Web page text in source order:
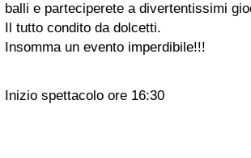
balli e parteciperete a divertentissimi
Il tutto condito da dolcetti.
Insomma un evento imperdibile!!!
Inizio spettacolo ore 16:30